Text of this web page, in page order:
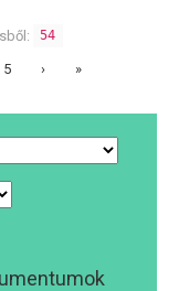
54
5 › »